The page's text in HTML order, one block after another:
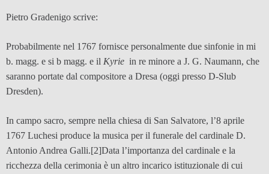
Pietro Gradenigo scrive:
Probabilmente nel 1767 fornisce personalmente due sinfonie in mi
b. magg. e si b magg. e il Kyrie in re minore a J. G. Naumann, che
saranno portate dal compositore a Dresa (oggi presso D-Slub
Dresden).
In campo sacro, sempre nella chiesa di San Salvatore, l’8 aprile
1767 Luchesi produce la musica per il funerale del cardinale D.
Antonio Andrea Galli.[2]Data l’importanza del cardinale e la
ricchezza della cerimonia è un altro incarico istituzionale di cui